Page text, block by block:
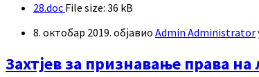
28.doc File size: 36 kB
8. октобар 2019. објавио Admin Administrator
Захтјев за признавање права